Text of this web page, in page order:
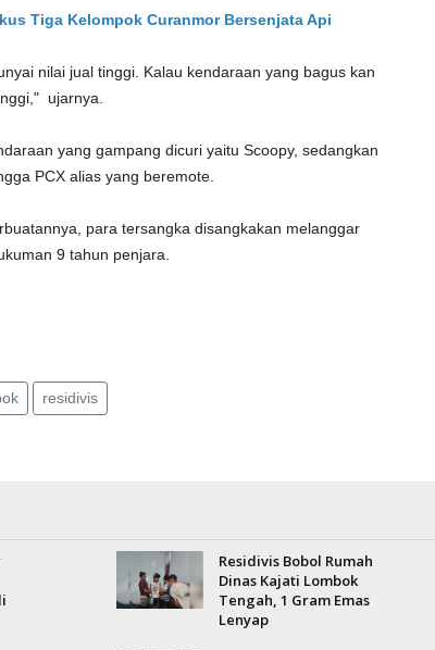
Tiga Kelompok Curanmor Bersenjata Api
nilai jual tinggi. Kalau kendaraan yang bagus kan
ujarnya.
yang gampang dicuri yaitu Scoopy, sedangkan
PCX alias yang beremote.
para tersangka disangkakan melanggar
9 tahun penjara.
residivis
Residivis Bobol Rumah
Dinas Kajati Lombok
Tengah, 1 Gram Emas
Lenyap